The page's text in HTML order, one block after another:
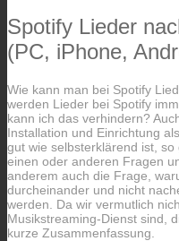
Spotify Lieder
(PC, iPhone,
Wie kann man bei Spotify
werden Lieder bei Spotify
kann ich das verhindern?
Installation und Einrichtung
gut wie selbsterklärend ist,
einen oder anderen Fragen
anderem auch die Frage,
durcheinander und nicht
werden. Da wir vermutlich
Musikstreaming-Dienst sind,
kurze Zusammenfassung.